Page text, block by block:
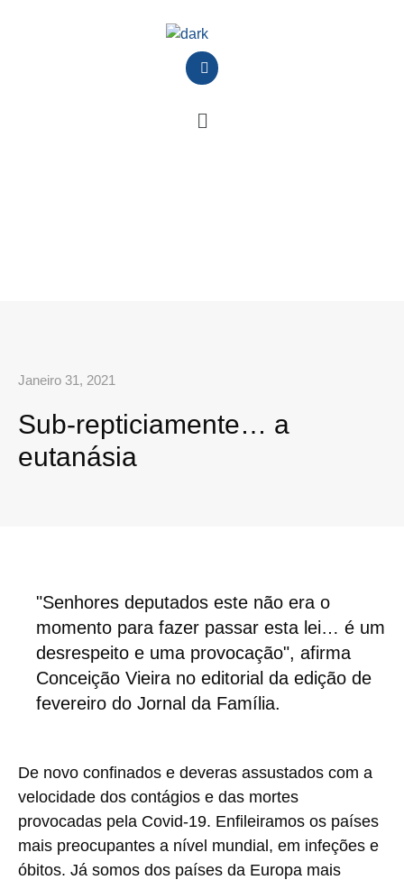
Janeiro 31, 2021
Sub-repticiamente… a
eutanásia
"Senhores deputados este não era o
momento para fazer passar esta lei… é um
desrespeito e uma provocação", afirma
Conceição Vieira no editorial da edição de
fevereiro do Jornal da Família.
De novo confinados e deveras assustados com a
velocidade dos contágios e das mortes
provocadas pela Covid-19. Enfileiramos os países
mais preocupantes a nível mundial, em infeções e
óbitos. Já somos dos países da Europa mais